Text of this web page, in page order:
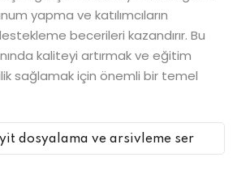
yapma ve katılımcıların
becerileri kazandırır. Bu
kaliteyi artırmak ve eğitim
sağlamak için önemli bir temel
dosyalama ve arsivleme ser